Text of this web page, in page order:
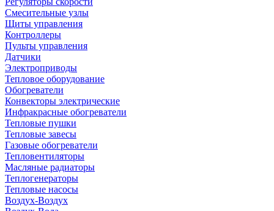
Смесительные узлы
Щиты управления
Контроллеры
Пульты управления
Датчики
Электроприводы
Тепловое оборудование
Обогреватели
Конвекторы электрические
Инфракрасные обогреватели
Тепловые пушки
Тепловые завесы
Газовые обогреватели
Тепловентиляторы
Масляные радиаторы
Теплогенераторы
Тепловые насосы
Воздух-Воздух